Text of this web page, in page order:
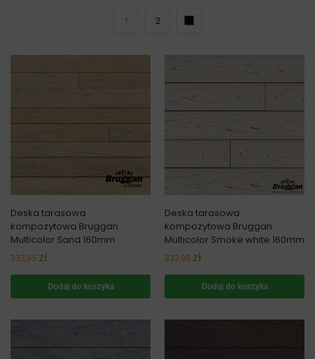
1 2
Deska tarasowa
kompozytowa Bruggan
Multicolor Sand 160mm
333,95 zł
Dodaj do koszyka
Deska tarasowa
kompozytowa Bruggan
Multicolor Smoke white 160mm
333,95 zł
Dodaj do koszyka